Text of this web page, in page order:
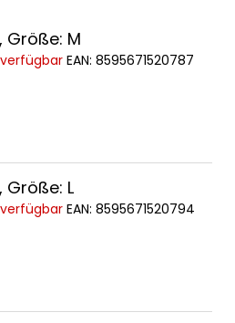
Größe: M
EAN: 8595671520787
Größe: L
EAN: 8595671520794